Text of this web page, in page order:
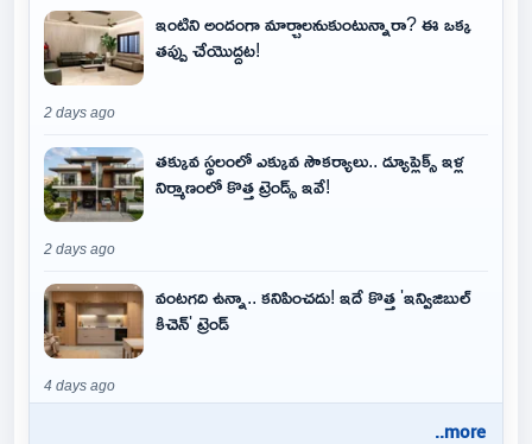
ఇంటిని అందంగా మార్చాలనుకుంటున్నారా? ఈ ఒక్క
తప్పు చేయొద్దట!
2 days ago
తక్కువ స్థలంలో ఎక్కువ సౌకర్యాలు.. డ్యూప్లెక్స్ ఇళ్ల
నిర్మాణంలో కొత్త ట్రెండ్స్ ఇవే!
2 days ago
వంటగది ఉన్నా.. కనిపించదు! ఇదే కొత్త 'ఇన్విజిబుల్
కిచెన్' ట్రెండ్
4 days ago
..more